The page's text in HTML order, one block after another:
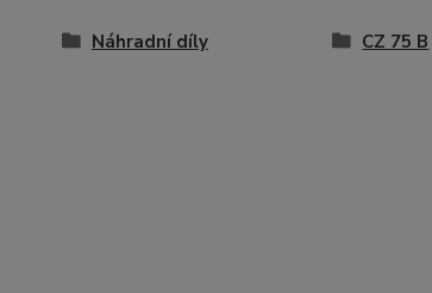
Náhradní díly CZ 75 B